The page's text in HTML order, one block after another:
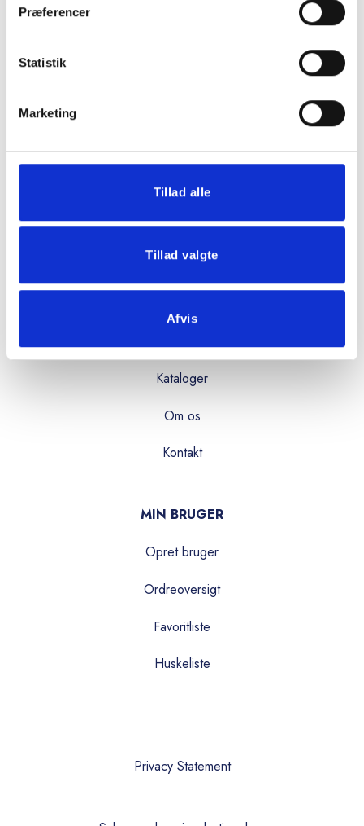
Præferencer
Statistik
Marketing
Tillad alle
Tillad valgte
Afvis
08:00 - 16:00
Fredag:
OVERBLIK
Kataloger
Om os
Kontakt
MIN BRUGER
Opret bruger
Ordreoversigt
Favoritliste
Huskeliste
Privacy Statement